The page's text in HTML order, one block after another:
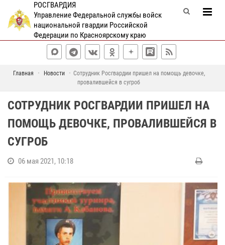
РОСГВАРДИЯ
Управление Федеральной службы войск
национальной гвардии Российской
Федерации по Красноярскому краю
Главная Новости
Сотрудник Росгвардии пришел на помощь девочке,
провалившейся в сугроб
СОТРУДНИК РОСГВАРДИИ ПРИШЕЛ НА
ПОМОЩЬ ДЕВОЧКЕ, ПРОВАЛИВШЕЙСЯ В
СУГРОБ
06 мая 2021, 10:18